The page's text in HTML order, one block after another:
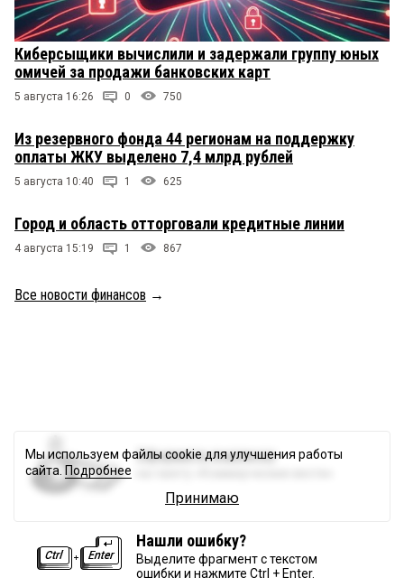
Киберсыщики вычислили и задержали группу юных
омичей за продажи банковских карт
5 августа 16:26 0 750
Из резервного фонда 44 регионам на поддержку
оплаты ЖКУ выделено 7,4 млрд рублей
5 августа 10:40 1 625
Город и область отторговали кредитные линии
4 августа 15:19 1 867
Все новости финансов →
Оформите подписку
Нашли ошибку?
Выделите фрагмент с текстом
ошибки и нажмите Ctrl + Enter.
Мы используем файлы cookie для улучшения работы
сайта. Подробнее
Принимаю